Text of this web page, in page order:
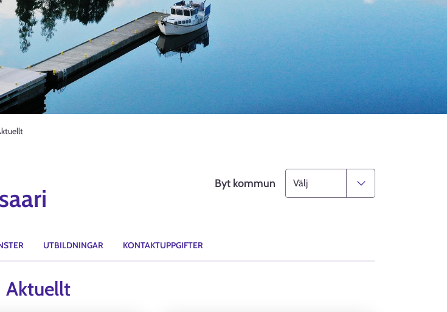
Byt kommun
UTBILDNINGAR KONTAKTUPPGIFTER
Aktuellt